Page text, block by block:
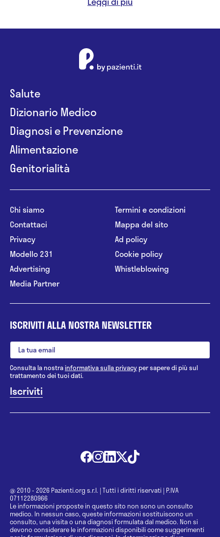
Salute
Dizionario Medico
Diagnosi e Prevenzione
Alimentazione
Genitorialità
Chi siamo
Contattaci
Privacy
Modello 231
Advertising
Media Partner
Termini e condizioni
Mappa del sito
Ad policy
Cookie policy
Whistleblowing
ISCRIVITI ALLA NOSTRA NEWSLETTER
Consulta la nostrainformativa sulla privacy per sapere di più sul
trattamento dei tuoi dati.
@ 2010 - 2026 Pazienti.org s.r.l. | Tutti i diritti riservati | P.IVA
07112280966
Le informazioni proposte in questo sito non sono un consulto
medico. In nessun caso, queste informazioni sostituiscono un
consulto, una visita o una diagnosi formulata dal medico. Non si
devono considerare le informazioni disponibili come suggerimenti